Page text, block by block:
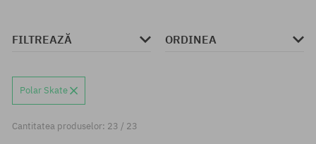
FILTREAZĂ ORDINEA
Polar Skate
Cantitatea produselor: 23 / 23